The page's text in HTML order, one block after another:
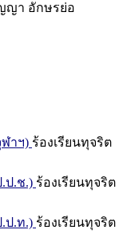
ญา อักษรย่อ
าฯ) ร้องเรียนทุจริต
ป.ช.) ร้องเรียนทุจริต
ป.ท.) ร้องเรียนทุจริต